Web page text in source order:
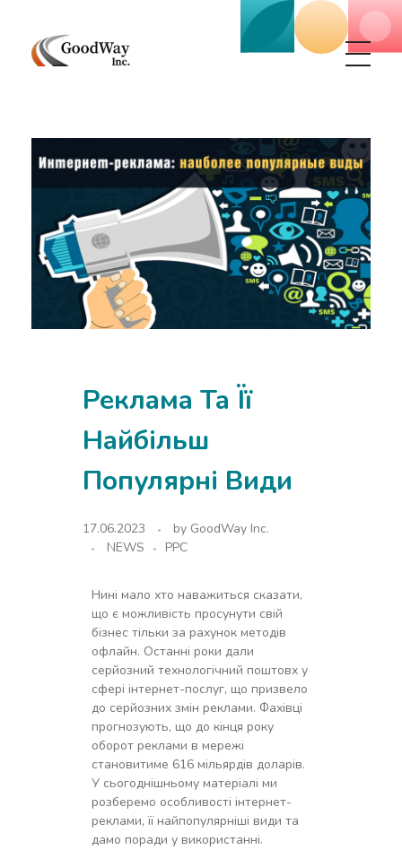
Реклама Та Її
Найбільш
Популярні Види
17.06.2023 by GoodWay Inc.
NEWS
PPC
Нині мало хто наважиться сказати,
що є можливість просунути свій
бізнес тільки за рахунок методів
офлайн. Останні роки дали
серйозний технологічний поштовх у
сфері інтернет-послуг, що призвело
до серйозних змін реклами. Фахівці
прогнозують, що до кінця року
оборот реклами в мережі
становитиме 616 мільярдів доларів.
У сьогоднішньому матеріалі ми
розберемо особливості інтернет-
реклами, її найпопулярніші види та
дамо поради у використанні.